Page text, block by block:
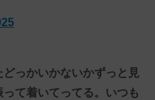
っかいかないかずっと見
て着いてってる。いつも